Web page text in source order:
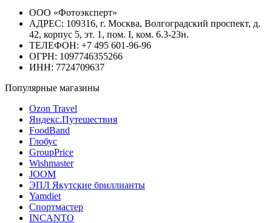
ООО «Фотоэксперт»
АДРЕС: 109316, г. Москва, Волгоградский проспект, д.
42, корпус 5, эт. 1, пом. I, ком. 6.3-23н.
ТЕЛЕФОН: +7 495 601-96-96
ОГРН: 1097746355266
ИНН: 7724709637
Популярные магазины
Ozon Travel
Яндекс.Путешествия
FoodBand
Глобус
GroupPrice
Wishmaster
JOOM
ЭПЛ Якутские бриллианты
Yamdiet
Спортмастер
INCANTO